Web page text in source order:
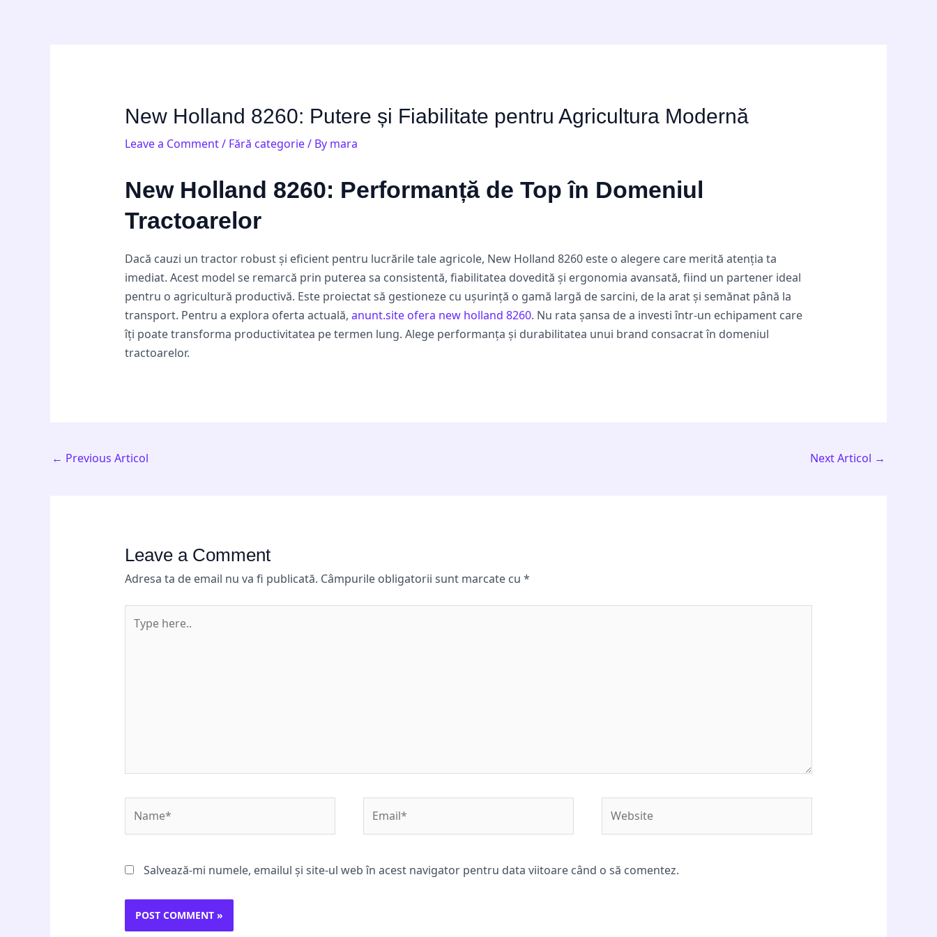
New Holland 8260: Putere și Fiabilitate pentru Agricultura Modernă
Leave a Comment/ Fără categorie/ By mara
New Holland 8260: Performanță de Top în Domeniul
Tractoarelor
Dacă cauzi un tractor robust și eficient pentru lucrările tale agricole, New Holland 8260 este o alegere care merită atenția ta
imediat. Acest model se remarcă prin puterea sa consistentă, fiabilitatea dovedită și ergonomia avansată, fiind un partener ideal
pentru o agricultură productivă. Este proiectat să gestioneze cu ușurință o gamă largă de sarcini, de la arat și semănat până la
transport. Pentru a explora oferta actuală, anunt.site ofera new holland 8260. Nu rata șansa de a investi într-un echipament care
îți poate transforma productivitatea pe termen lung. Alege performanța și durabilitatea unui brand consacrat în domeniul
tractoarelor.
← Previous Articol Next Articol →
Leave a Comment
Adresa ta de email nu va fi publicată. Câmpurile obligatorii sunt marcate cu *
here..
Salvează-mi numele, emailul și site-ul web în acest navigator pentru data viitoare când o să comentez.